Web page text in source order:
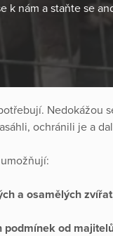
k nám a staňte se
Nedokážou
ochránili je a
a osamělých
od